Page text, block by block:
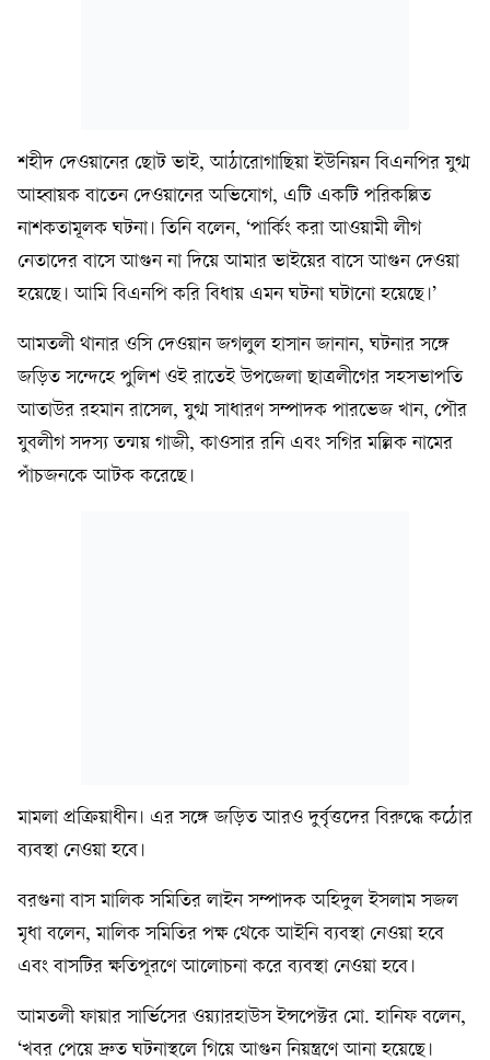
শহীদ দেওয়ানের ছোট ভাই, আঠারোগাছিয়া ইউনিয়ন বিএনপির যুগ্ম
আহ্বায়ক বাতেন দেওয়ানের অভিযোগ, এটি একটি পরিকল্পিত
নাশকতামূলক ঘটনা। তিনি বলেন, ‘পার্কিং করা আওয়ামী লীগ
নেতাদের বাসে আগুন না দিয়ে আমার ভাইয়ের বাসে আগুন দেওয়া
হয়েছে। আমি বিএনপি করি বিধায় এমন ঘটনা ঘটানো হয়েছে।’
আমতলী থানার ওসি দেওয়ান জগলুল হাসান জানান, ঘটনার সঙ্গে
জড়িত সন্দেহে পুলিশ ওই রাতেই উপজেলা ছাত্রলীগের সহসভাপতি
আতাউর রহমান রাসেল, যুগ্ম সাধারণ সম্পাদক পারভেজ খান, পৌর
যুবলীগ সদস্য তন্ময় গাজী, কাওসার রনি এবং সগির মল্লিক নামের
পাঁচজনকে আটক করেছে।
মামলা প্রক্রিয়াধীন। এর সঙ্গে জড়িত আরও দুর্বৃত্তদের বিরুদ্ধে কঠোর
ব্যবস্থা নেওয়া হবে।
বরগুনা বাস মালিক সমিতির লাইন সম্পাদক অহিদুল ইসলাম সজল
মৃধা বলেন, মালিক সমিতির পক্ষ থেকে আইনি ব্যবস্থা নেওয়া হবে
এবং বাসটির ক্ষতিপূরণে আলোচনা করে ব্যবস্থা নেওয়া হবে।
আমতলী ফায়ার সার্ভিসের ওয়্যারহাউস ইন্সপেক্টর মো. হানিফ বলেন,
‘খবর পেয়ে দ্রুত ঘটনাস্থলে গিয়ে আগুন নিয়ন্ত্রণে আনা হয়েছে।